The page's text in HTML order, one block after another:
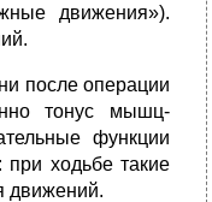
движения»).
после операции
тонус мышц-
функции
при ходьбе такие
движений.